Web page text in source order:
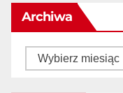
Archiwa